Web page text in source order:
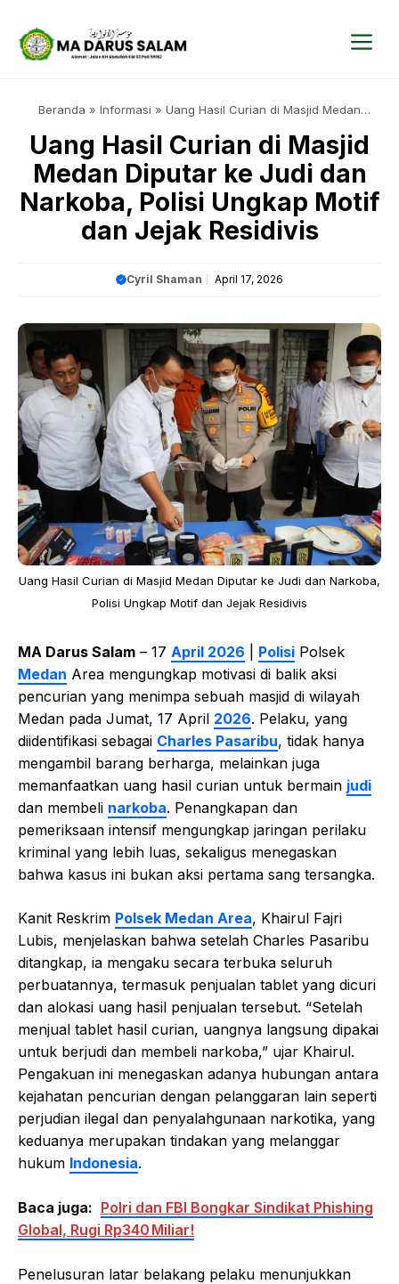
Beranda » Informasi » Uang Hasil Curian di Masjid Medan
Residivis
Uang Hasil Curian di Masjid
Medan Diputar ke Judi dan
Narkoba, Polisi Ungkap Motif
dan Jejak Residivis
Cyril Shaman April 17, 2026
Uang Hasil Curian di Masjid Medan Diputar ke Judi dan Narkoba,
Polisi Ungkap Motif dan Jejak Residivis
MA Darus Salam – 17 April 2026 Polisi Polsek
Medan Area mengungkap motivasi di balik aksi
pencurian yang menimpa sebuah masjid di wilayah
Medan pada Jumat, 17 April 2026. Pelaku, yang
diidentifikasi sebagai Charles Pasaribu, tidak hanya
mengambil barang berharga, melainkan juga
memanfaatkan uang hasil curian untuk bermain judi
dan membeli narkoba. Penangkapan dan
pemeriksaan intensif mengungkap jaringan perilaku
kriminal yang lebih luas, sekaligus menegaskan
bahwa kasus ini bukan aksi pertama sang tersangka.
Kanit Reskrim Polsek Medan Area, Khairul Fajri
Lubis, menjelaskan bahwa setelah Charles Pasaribu
ditangkap, ia mengaku secara terbuka seluruh
perbuatannya, termasuk penjualan tablet yang dicuri
dan alokasi uang hasil penjualan tersebut. “Setelah
menjual tablet hasil curian, uangnya langsung dipakai
untuk berjudi dan membeli narkoba,” ujar Khairul.
Pengakuan ini menegaskan adanya hubungan antara
kejahatan pencurian dengan pelanggaran lain seperti
perjudian ilegal dan penyalahgunaan narkotika, yang
keduanya merupakan tindakan yang melanggar
hukum Indonesia.
Baca juga: Polri dan FBI Bongkar Sindikat Phishing
Global, Rugi Rp340 Miliar!
Penelusuran latar belakang pelaku menunjukkan